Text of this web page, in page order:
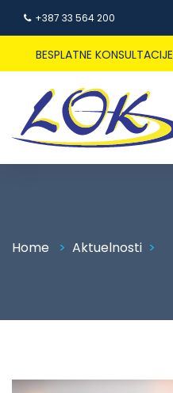
+387 33 564 200
BESPLATNE KONSULTACIJE
Home Aktuelnosti